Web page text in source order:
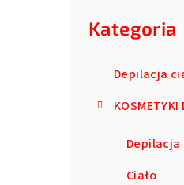
Kategoria
Depilacja
KOSMETYKI
Depilacja
Ciało